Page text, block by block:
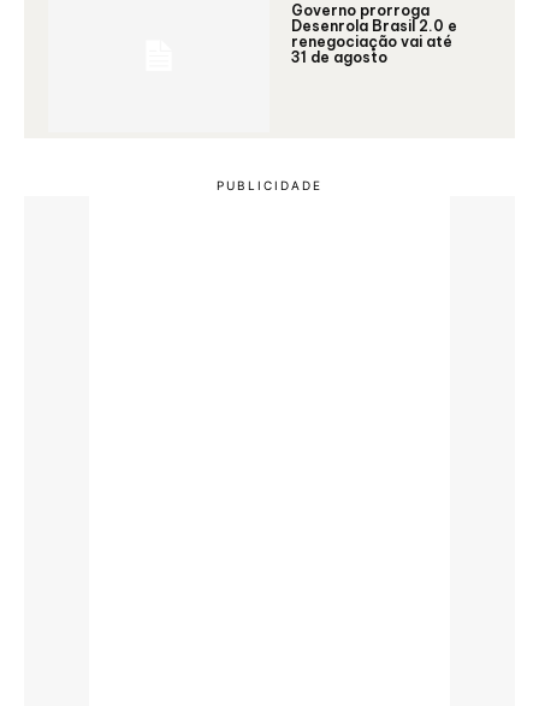
Governo prorroga
Desenrola Brasil 2.0 e
renegociação vai até
31 de agosto